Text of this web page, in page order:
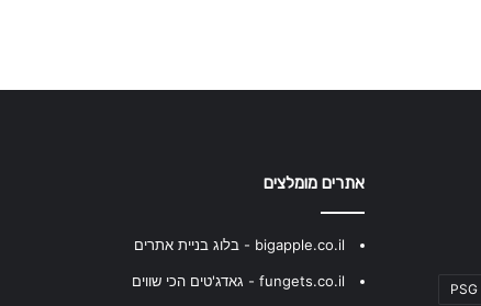
PSG
אתרים מומלצים
bigapple.co.il - בלוג בניית אתרים
fungets.co.il - גאדג'טים הכי שווים